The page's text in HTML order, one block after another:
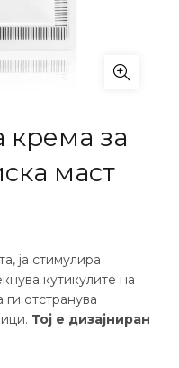
крема за
маст
ја стимулира
кутикулите на
отстранува
Тој е дизајниран